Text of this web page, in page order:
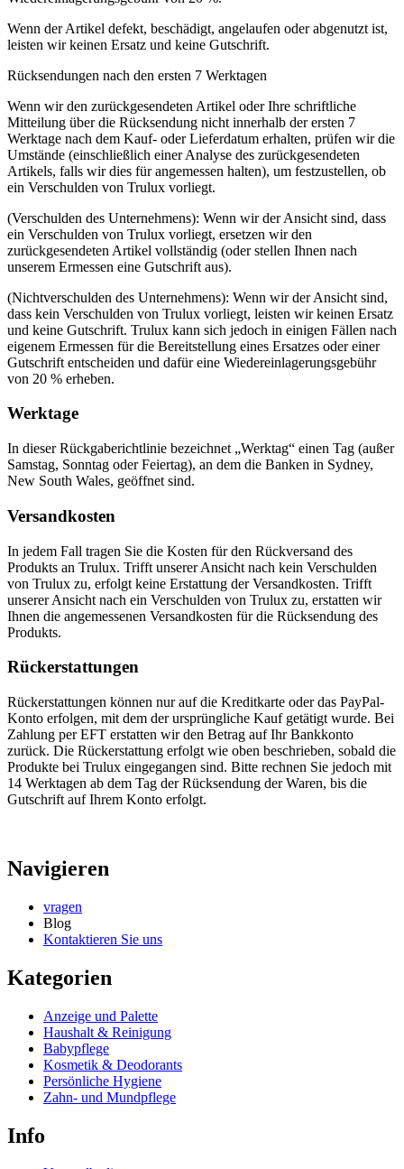
Wenn der Artikel defekt, beschädigt, angelaufen oder abgenutzt ist,
leisten wir keinen Ersatz und keine Gutschrift.
Rücksendungen nach den ersten 7 Werktagen
Wenn wir den zurückgesendeten Artikel oder Ihre schriftliche
Mitteilung über die Rücksendung nicht innerhalb der ersten 7
Werktage nach dem Kauf- oder Lieferdatum erhalten, prüfen wir die
Umstände (einschließlich einer Analyse des zurückgesendeten
Artikels, falls wir dies für angemessen halten), um festzustellen, ob
ein Verschulden von Trulux vorliegt.
(Verschulden des Unternehmens): Wenn wir der Ansicht sind, dass
ein Verschulden von Trulux vorliegt, ersetzen wir den
zurückgesendeten Artikel vollständig (oder stellen Ihnen nach
unserem Ermessen eine Gutschrift aus).
(Nichtverschulden des Unternehmens): Wenn wir der Ansicht sind,
dass kein Verschulden von Trulux vorliegt, leisten wir keinen Ersatz
und keine Gutschrift. Trulux kann sich jedoch in einigen Fällen nach
eigenem Ermessen für die Bereitstellung eines Ersatzes oder einer
Gutschrift entscheiden und dafür eine Wiedereinlagerungsgebühr
von 20 % erheben.
Werktage
In dieser Rückgaberichtlinie bezeichnet „Werktag“ einen Tag (außer
Samstag, Sonntag oder Feiertag), an dem die Banken in Sydney,
New South Wales, geöffnet sind.
Versandkosten
In jedem Fall tragen Sie die Kosten für den Rückversand des
Produkts an Trulux. Trifft unserer Ansicht nach kein Verschulden
von Trulux zu, erfolgt keine Erstattung der Versandkosten. Trifft
unserer Ansicht nach ein Verschulden von Trulux zu, erstatten wir
Ihnen die angemessenen Versandkosten für die Rücksendung des
Produkts.
Rückerstattungen
Rückerstattungen können nur auf die Kreditkarte oder das PayPal-
Konto erfolgen, mit dem der ursprüngliche Kauf getätigt wurde. Bei
Zahlung per EFT erstatten wir den Betrag auf Ihr Bankkonto
zurück. Die Rückerstattung erfolgt wie oben beschrieben, sobald die
Produkte bei Trulux eingegangen sind. Bitte rechnen Sie jedoch mit
14 Werktagen ab dem Tag der Rücksendung der Waren, bis die
Gutschrift auf Ihrem Konto erfolgt.
Navigieren
vragen
Blog
Kontaktieren Sie uns
Kategorien
Anzeige und Palette
Haushalt & Reinigung
Babypflege
Kosmetik & Deodorants
Persönliche Hygiene
Zahn- und Mundpflege
Info